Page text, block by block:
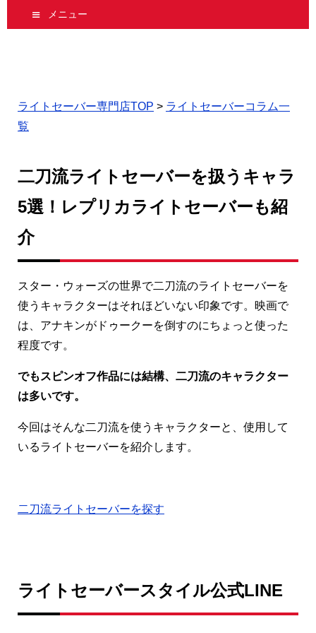
メニュー
ライトセーバー専門店TOP > ライトセーバーコラム一
覧
二刀流ライトセーバーを扱うキャラ
5選！レプリカライトセーバーも紹
介
スター・ウォーズの世界で二刀流のライトセーバーを
使うキャラクターはそれほどいない印象です。映画で
は、アナキンがドゥークーを倒すのにちょっと使った
程度です。
でもスピンオフ作品には結構、二刀流のキャラクター
は多いです。
今回はそんな二刀流を使うキャラクターと、使用して
いるライトセーバーを紹介します。
二刀流ライトセーバーを探す
ライトセーバースタイル公式LINE